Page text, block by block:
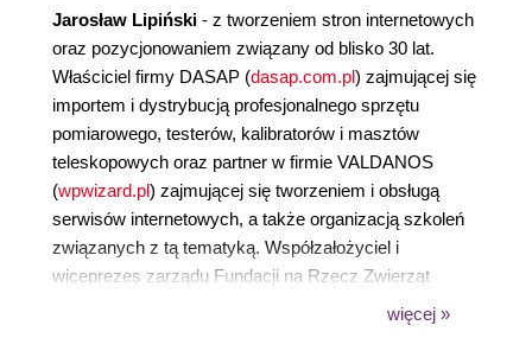
Jarosław Lipiński - z tworzeniem stron internetowych
oraz pozycjonowaniem związany od blisko 30 lat.
Właściciel firmy DASAP (dasap.com.pl) zajmującej się
importem i dystrybucją profesjonalnego sprzętu
pomiarowego, testerów, kalibratorów i masztów
teleskopowych oraz partner w firmie VALDANOS
(wpwizard.pl) zajmującej się tworzeniem i obsługą
serwisów internetowych, a także organizacją szkoleń
związanych z tą tematyką. Współzałożyciel i
wiceprezes zarządu Fundacji na Rzecz Zwierząt
). W życiu prywatnym
więcej »